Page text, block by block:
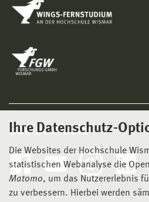
Ihre Datenschutz-
Die Websites der Hochschule
statistischen Webanalyse die
Matomo, um das Nutzererlebnis
zu verbessern. Hierbei werden
Social Media